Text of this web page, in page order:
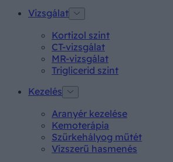
Vizsgálat
Kortizol szint
CT-vizsgálat
MR-vizsgálat
Triglicerid szint
Kezelés
Aranyér kezelése
Kemoterápia
Szürkehályog műtét
Vízszerű hasmenés